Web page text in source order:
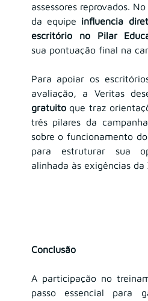
assessores reprovados.
da equipe influencia
escritório no Pilar
sua pontuação final na
Para apoiar os
avaliação, a Veritas
gratuito que traz
três pilares da
sobre o funcionamento
para estruturar sua
alinhada às exigências da
Conclusão
A participação no
passo essencial para